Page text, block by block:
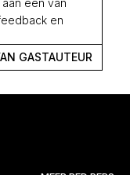
en
GASTAUTEUR